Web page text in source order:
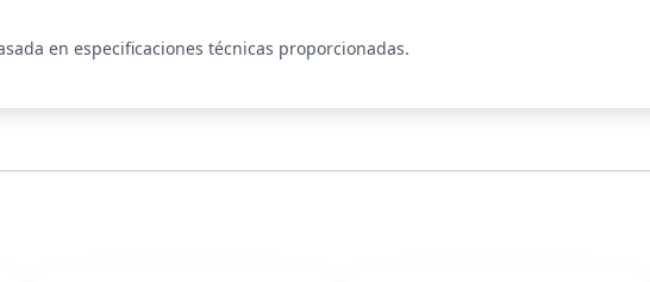
en especificaciones técnicas proporcionadas.